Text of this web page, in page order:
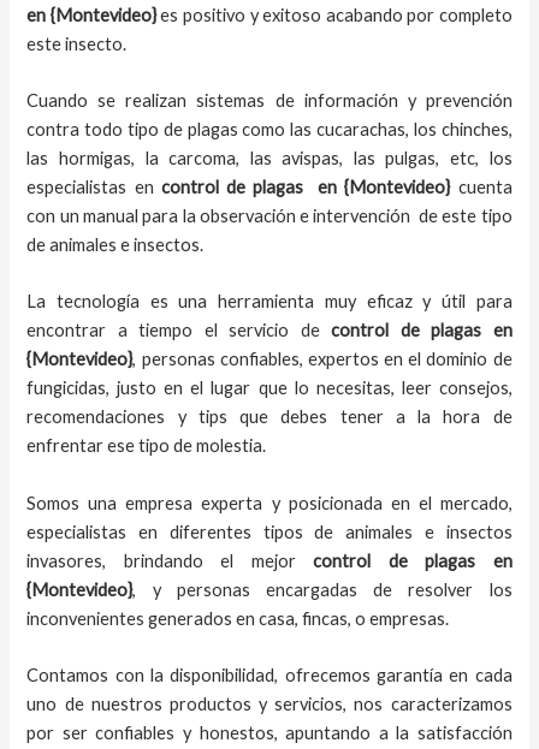
en {Montevideo}es positivo y exitoso acabando por completo
este insecto.
Cuando se realizan sistemas de información y prevención
contra todo tipo de plagas como las cucarachas, los chinches,
las hormigas, la carcoma, las avispas, las pulgas, etc, los
especialistas en control de plagas en {Montevideo}cuenta
con un manual para la observación e intervención de este tipo
de animales e insectos.
La tecnología es una herramienta muy eficaz y útil para
encontrar a tiempo el servicio decontrol de plagas en
{Montevideo}, personas confiables, expertos en el dominio de
fungicidas, justo en el lugar que lo necesitas, leer consejos,
recomendaciones y tips que debes tener a la hora de
enfrentar ese tipo de molestia.
Somos una empresa experta y posicionada en el mercado,
especialistas en diferentes tipos de animales e insectos
invasores, brindando el mejorcontrol de plagas en
{Montevideo}, y personas encargadas de resolver los
inconvenientes generados en casa, fincas, o empresas.
Contamos con la disponibilidad, ofrecemos garantía en cada
uno de nuestros productos y servicios, nos caracterizamos
por ser confiables y honestos, apuntando a la satisfacción